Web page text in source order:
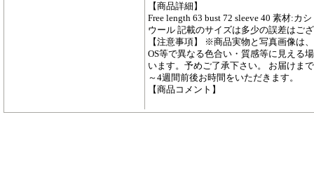
【商品詳細】
Free length 63 bust 72 sleeve 40 素材:カ
ウール 記載のサイズは多少の誤差はご
【注意事項】 ※商品実物と写真画像は
OS等で異なる色合い・質感等に見える
います。予めご了承下さい。 お届けま
～4週間前後お時間をいただきます。
【商品コメント】